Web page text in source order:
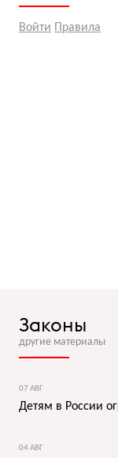
Войти Правила
Законы
другие материалы
07 АВГ
Детям в России
04 АВГ